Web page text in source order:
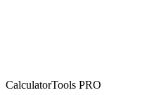
CalculatorTools PRO